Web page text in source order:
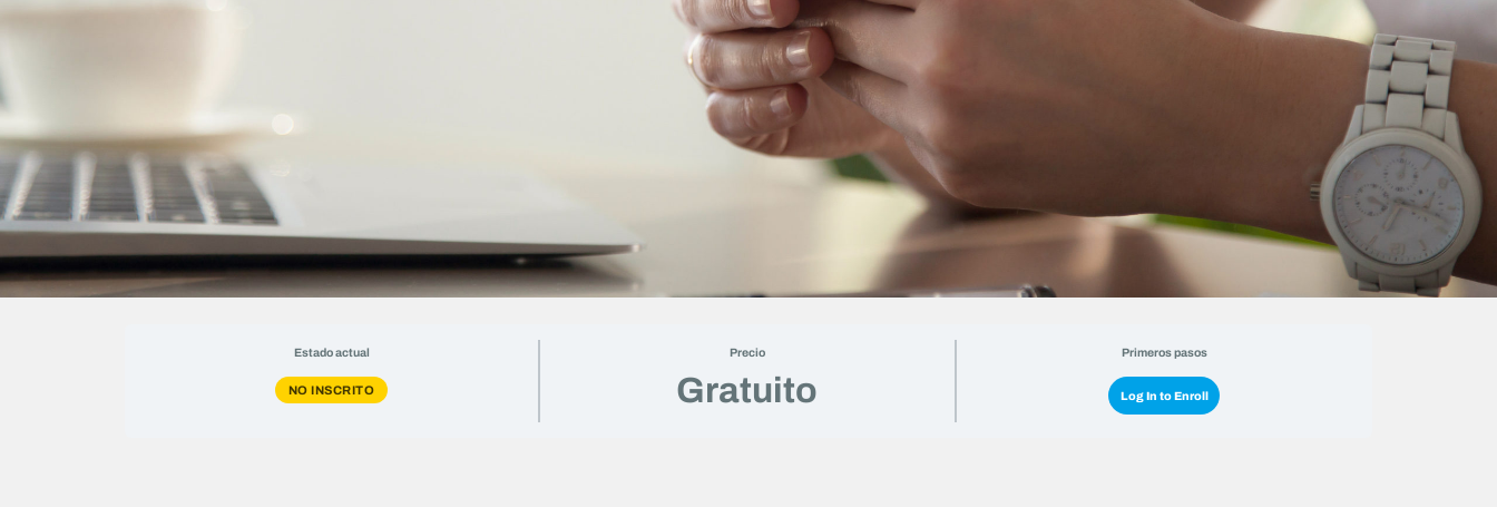
Estado actual
NO INSCRITO
Precio
Gratuito
Primeros pasos
Log In to Enroll